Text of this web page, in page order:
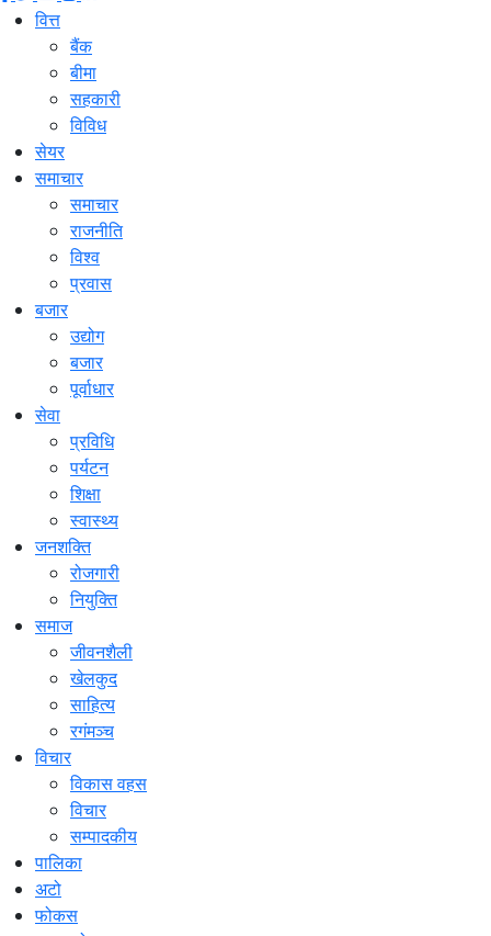
वित्त
बैंक
बीमा
सहकारी
विविध
सेयर
समाचार
समाचार
राजनीति
विश्व
प्रवास
बजार
उद्योग
बजार
पूर्वाधार
सेवा
प्रविधि
पर्यटन
शिक्षा
स्वास्थ्य
जनशक्ति
रोजगारी
नियुक्ति
समाज
जीवनशैली
खेलकुद
साहित्य
रगंमञ्च
विचार
विकास वहस
विचार
सम्पादकीय
पालिका
अटो
फोकस